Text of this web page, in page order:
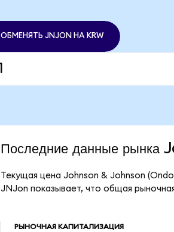
ОБМЕНЯТЬ JNJON НА KRW
Последние данные
Текущая цена Johnson & Johnson
JNJon показывает, что общая
РЫНОЧНАЯ КАПИТАЛИЗАЦИЯ